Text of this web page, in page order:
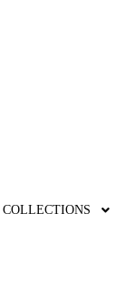
COLLECTIONS